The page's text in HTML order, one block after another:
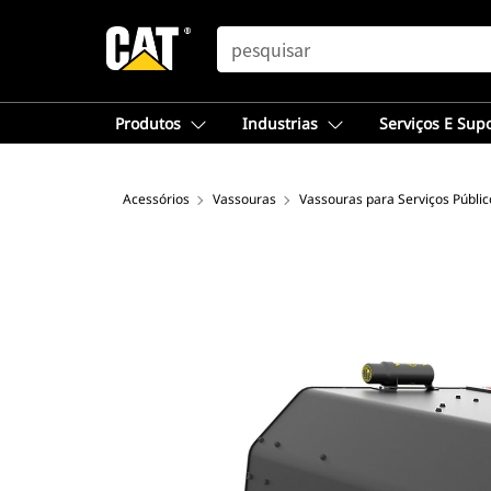
SEARCH
Produtos Industrias Serviços E
Acessórios Vassouras Vassouras para Serviços